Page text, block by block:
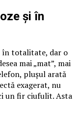
și în
în totalitate, dar o
mai „mat”, mai
plușul arată
exagerat, nu
un fir ciufulit. Asta